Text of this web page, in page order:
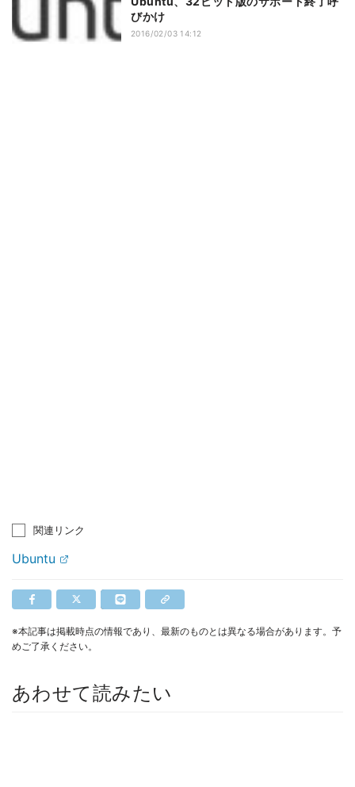
びかけ
2016/02/03 14:12
関連リンク
Ubuntu
※本記事は掲載時点の情報であり、最新のものとは異なる場合があります。予
めご了承ください。
あわせて読みたい